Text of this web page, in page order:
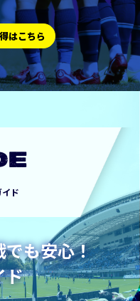
はこちら
ド
でも安心！
ド